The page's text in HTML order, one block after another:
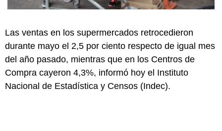
Las ventas en los supermercados retrocedieron
durante mayo el 2,5 por ciento respecto de igual mes
del año pasado, mientras que en los Centros de
Compra cayeron 4,3%, informó hoy el Instituto
Nacional de Estadística y Censos (Indec).